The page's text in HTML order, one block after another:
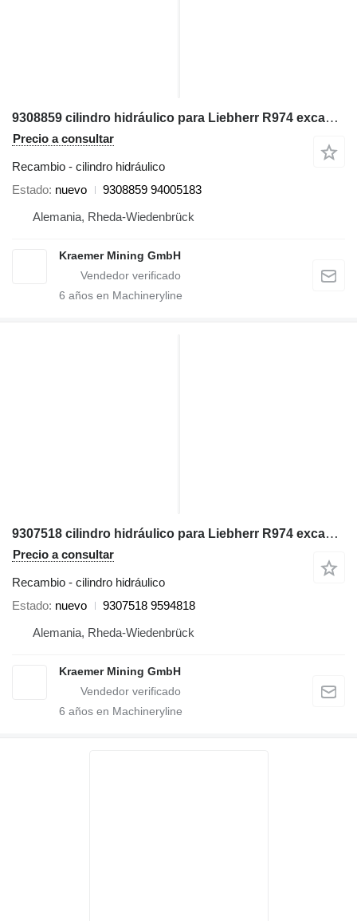
9308859 cilindro hidráulico para Liebherr R974 excavadora
Precio a consultar
Recambio - cilindro hidráulico
Estado nuevo
9308859 94005183
Alemania, Rheda-Wiedenbrück
Kraemer Mining GmbH
6 años en Machineryline
9307518 cilindro hidráulico para Liebherr R974 excavadora
Precio a consultar
Recambio - cilindro hidráulico
Estado nuevo
9307518 9594818
Alemania, Rheda-Wiedenbrück
Kraemer Mining GmbH
6 años en Machineryline